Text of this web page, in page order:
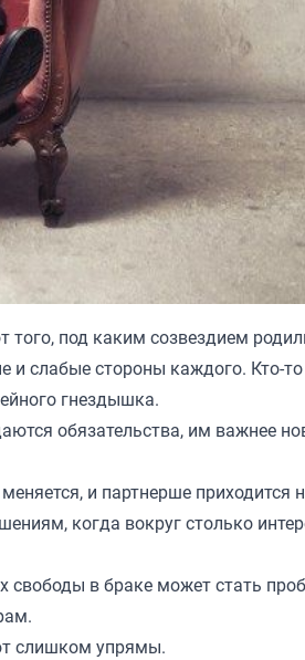
того, под каким созвездием
и слабые стороны каждого. Кто-то
гнездышка.
обязательства, им важнее
и партнерше приходится
когда вокруг столько
свободы в браке может стать
слишком упрямы.